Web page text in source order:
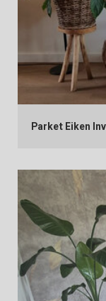
Parket Eiken